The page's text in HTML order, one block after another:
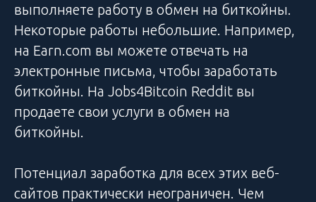
выполняете работу в обмен на биткойны.
Некоторые работы небольшие. Например,
на Earn.com вы можете отвечать на
электронные письма, чтобы заработать
биткойны. На Jobs4Bitcoin Reddit вы
продаете свои услуги в обмен на
биткойны.
Потенциал заработка для всех этих веб-
сайтов практически неограничен. Чем